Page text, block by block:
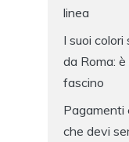
linea
I suoi colori
da Roma:
fascino
Pagamenti
che devi